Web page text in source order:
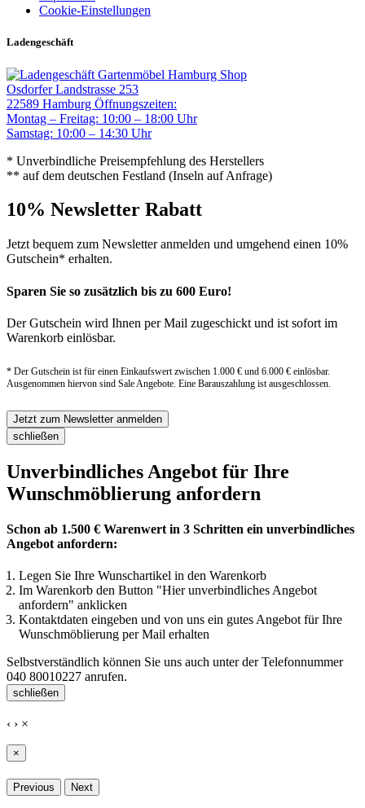
Cookie-Einstellungen
Ladengeschäft
Gartenmöbel Hamburg Shop
Osdorfer Landstrasse 253
22589 Hamburg Öffnungszeiten:
Montag – Freitag: 10:00 – 18:00 Uhr
Samstag: 10:00 – 14:30 Uhr
* Unverbindliche Preisempfehlung des Herstellers
** auf dem deutschen Festland (Inseln auf Anfrage)
10% Newsletter Rabatt
Jetzt bequem zum Newsletter anmelden und umgehend einen 10%
Gutschein* erhalten.
Sparen Sie so zusätzlich bis zu 600 Euro!
Der Gutschein wird Ihnen per Mail zugeschickt und ist sofort im
Warenkorb einlösbar.
* Der Gutschein ist für einen Einkaufswert zwischen 1.000 € und 6.000 € einlösbar.
Ausgenommen hiervon sind Sale Angebote. Eine Barauszahlung ist ausgeschlossen.
Jetzt zum Newsletter anmelden
schließen
Unverbindliches Angebot für Ihre
Wunschmöblierung anfordern
Schon ab 1.500 € Warenwert in 3 Schritten ein unverbindliches
Angebot anfordern:
Legen Sie Ihre Wunschartikel in den Warenkorb
Im Warenkorb den Button "Hier unverbindliches Angebot
anfordern" anklicken
Kontaktdaten eingeben und von uns ein gutes Angebot für Ihre
Wunschmöblierung per Mail erhalten
Selbstverständlich können Sie uns auch unter der Telefonnummer
040 80010227 anrufen.
schließen
‹ › ×
×
Previous Next